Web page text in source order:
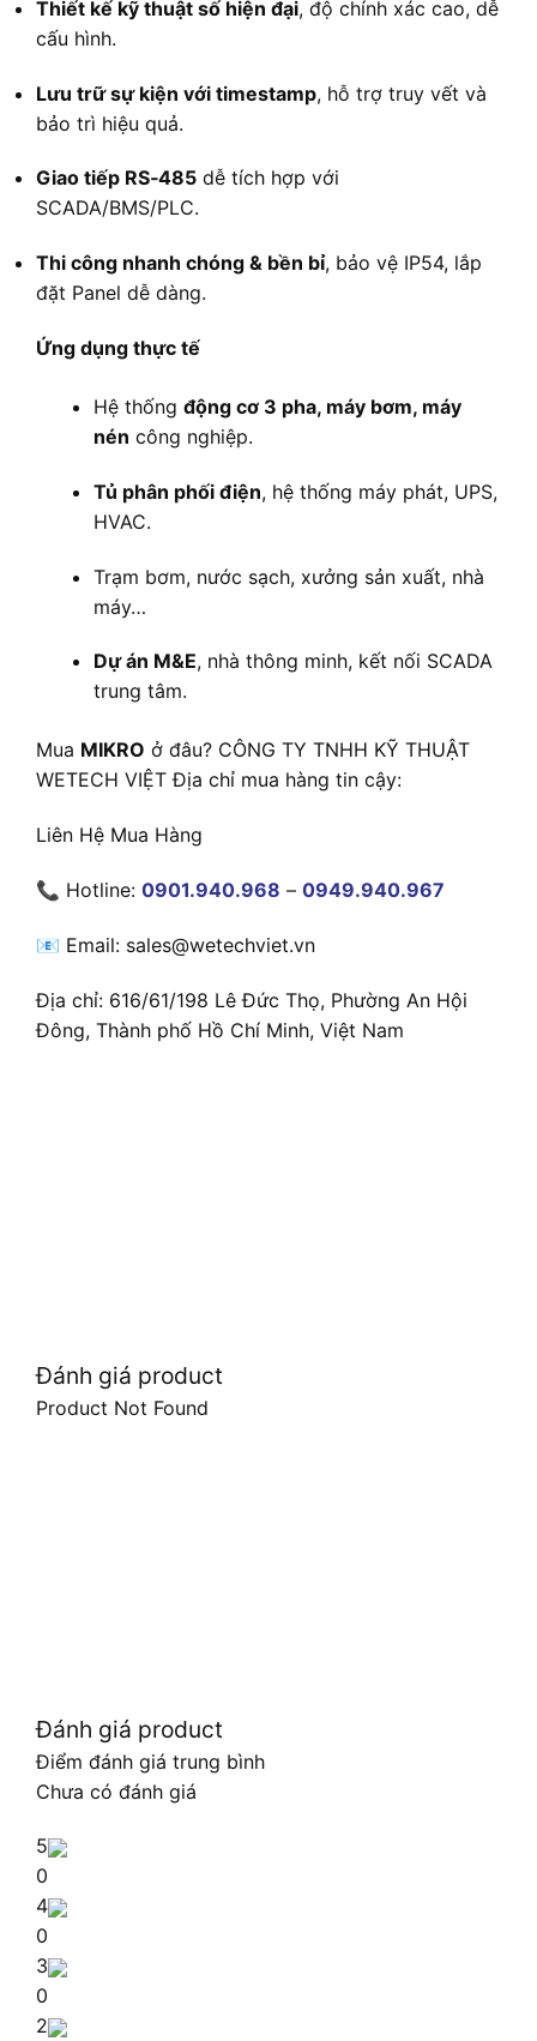
Thiết kế kỹ thuật số hiện đại, độ chính xác cao, dễ
cấu hình.
Lưu trữ sự kiện với timestamp, hỗ trợ truy vết và
bảo trì hiệu quả.
Giao tiếp RS‑485 dễ tích hợp với
SCADA/BMS/PLC.
Thi công nhanh chóng & bền bỉ, bảo vệ IP54, lắp
đặt Panel dễ dàng.
Ứng dụng thực tế
Hệ thống động cơ 3 pha, máy bơm, máy
nén công nghiệp.
Tủ phân phối điện, hệ thống máy phát, UPS,
HVAC.
Trạm bơm, nước sạch, xưởng sản xuất, nhà
máy…
Dự án M&E, nhà thông minh, kết nối SCADA
trung tâm.
Mua MIKRO ở đâu? CÔNG TY TNHH KỸ THUẬT
WETECH VIỆT Địa chỉ mua hàng tin cậy:
Liên Hệ Mua Hàng
📞 Hotline: 0901.940.968 – 0949.940.967
📧 Email: sales@wetechviet.vn
Địa chỉ: 616/61/198 Lê Đức Thọ, Phường An Hội
Đông, Thành phố Hồ Chí Minh, Việt Nam
Đánh giá product
Product Not Found
Đánh giá product
Điểm đánh giá trung bình
Chưa có đánh giá
5
0
4
0
3
0
2